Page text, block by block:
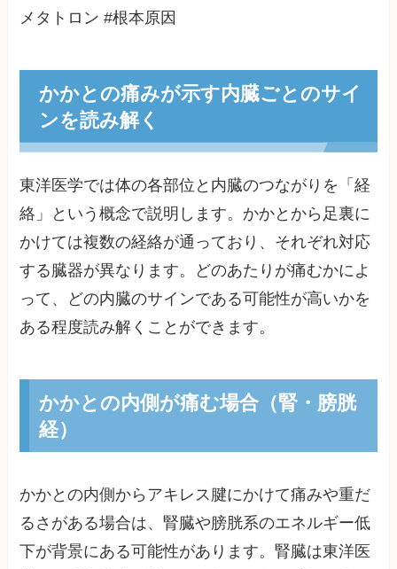
メタトロン #根本原因
かかとの痛みが示す内臓ごとのサイ
ンを読み解く
東洋医学では体の各部位と内臓のつながりを「経
絡」という概念で説明します。かかとから足裏に
かけては複数の経絡が通っており、それぞれ対応
する臓器が異なります。どのあたりが痛むかによ
って、どの内臓のサインである可能性が高いかを
ある程度読み解くことができます。
かかとの内側が痛む場合（腎・膀胱
経）
かかとの内側からアキレス腱にかけて痛みや重だ
るさがある場合は、腎臓や膀胱系のエネルギー低
下が背景にある可能性があります。腎臓は東洋医